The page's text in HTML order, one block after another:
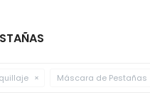
Máscara de Pestañas